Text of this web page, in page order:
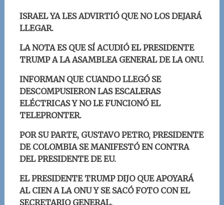
ISRAEL YA LES ADVIRTIÓ QUE NO LOS DEJARÁ
LLEGAR.
LA NOTA ES QUE SÍ ACUDIÓ EL PRESIDENTE
TRUMP A LA ASAMBLEA GENERAL DE LA ONU.
INFORMAN QUE CUANDO LLEGÓ SE
DESCOMPUSIERON LAS ESCALERAS
ELÉCTRICAS Y NO LE FUNCIONÓ EL
TELEPRONTER.
POR SU PARTE, GUSTAVO PETRO, PRESIDENTE
DE COLOMBIA SE MANIFESTÓ EN CONTRA
DEL PRESIDENTE DE EU.
EL PRESIDENTE TRUMP DIJO QUE APOYARÁ
AL CIEN A LA ONU Y SE SACÓ FOTO CON EL
SECRETARIO GENERAL.